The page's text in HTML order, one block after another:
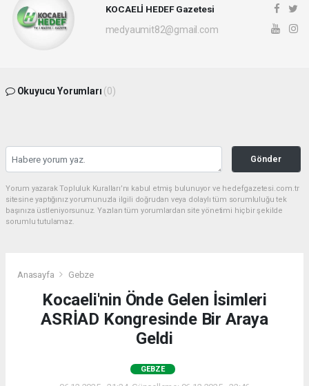
KOCAELİ HEDEF Gazetesi
medyaumit82@gmail.com
Okuyucu Yorumları (0)
Gönder
Yorum yazarak Topluluk Kuralları’nı kabul etmiş bulunuyor ve hedefgazetesi.com.tr
sitesine yaptığınız yorumunuzla ilgili doğrudan veya dolaylı tüm sorumluluğu tek
başınıza üstleniyorsunuz. Yazılan tüm yorumlardan site yönetimi hiçbir şekilde
sorumlu tutulamaz.
Anasayfa Gebze
Kocaeli'nin Önde Gelen İsimleri
ASRİAD Kongresinde Bir Araya
Geldi
GEBZE